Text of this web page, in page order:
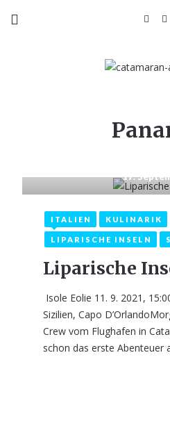
17.
ITALIEN KULINARIK
LIPARISCHE INSELN
Liparische
Isole Eolie 11. 9. 2021,
Sizilien, Capo
Crew vom Flughafen in
schon das erste Abenteuer